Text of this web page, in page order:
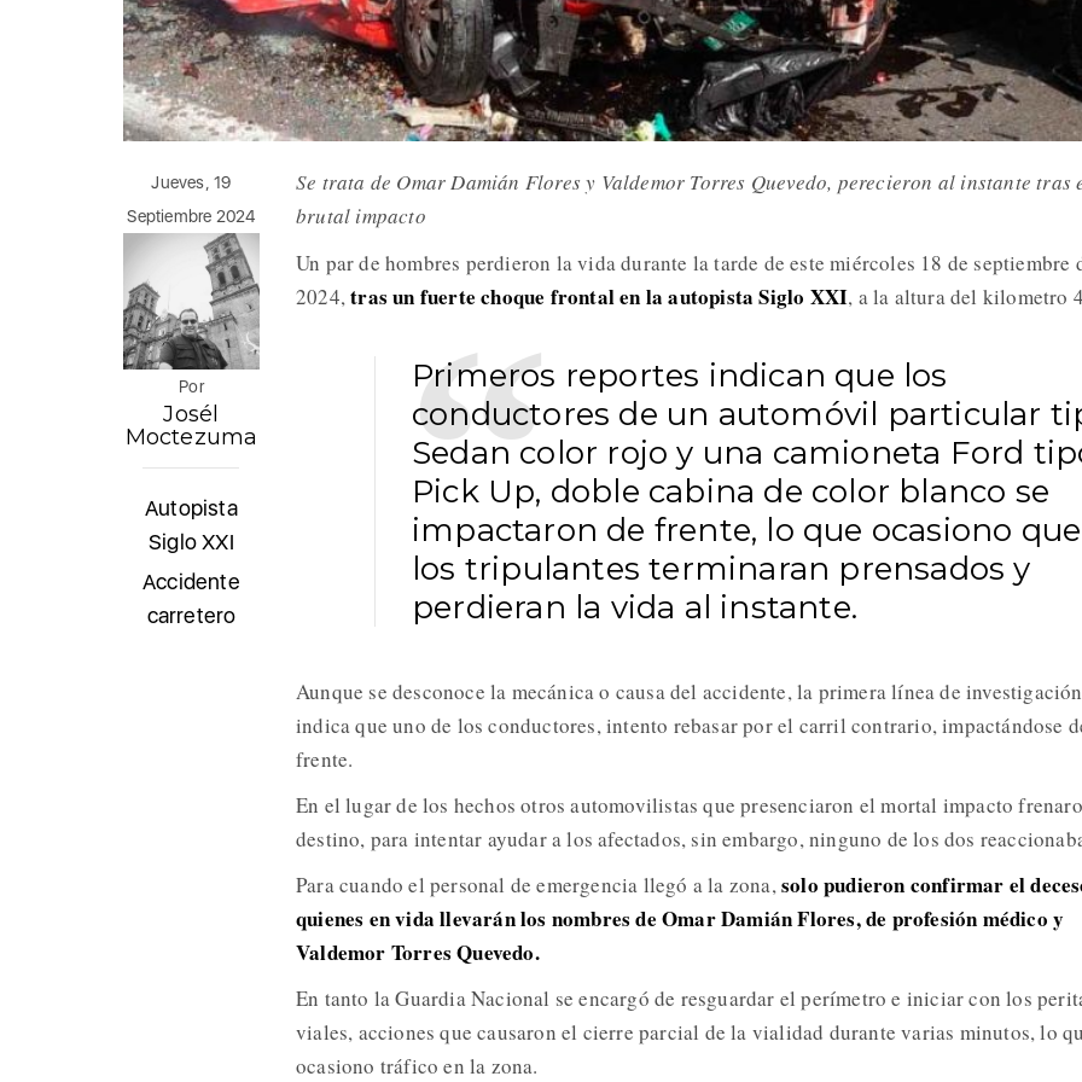
Jueves, 19
Septiembre 2024
Por
Josél
Moctezuma
Autopista
Siglo XXI
Accidente
carretero
Se trata de Omar Damián Flores y Valdemor Torres Quevedo, perecieron al instante tras
brutal impacto
Un par de hombres perdieron la vida durante la tarde de este miércoles 18 de septiembre
2024,tras un fuerte choque frontal en la autopista Siglo XXI, a la altura del kilometro
Primeros reportes indican que los
conductores de un automóvil particular
Sedan color rojo y una camioneta Ford
Pick Up, doble cabina de color blanco se
impactaron de frente, lo que ocasiono que
los tripulantes terminaran prensados y
perdieran la vida al instante.
Aunque se desconoce la mecánica o causa del accidente, la primera línea de investigación
indica que uno de los conductores, intento rebasar por el carril contrario, impactándose
frente.
En el lugar de los hechos otros automovilistas que presenciaron el mortal impacto
destino, para intentar ayudar a los afectados, sin embargo, ninguno de los dos
Para cuando el personal de emergencia llegó a la zona,solo pudieron confirmar el
quienes en vida llevarán los nombres de Omar Damián Flores, de profesión médico y
Valdemor Torres Quevedo.
En tanto la Guardia Nacional se encargó de resguardar el perímetro e iniciar con los
viales, acciones que causaron el cierre parcial de la vialidad durante varias minutos, lo
ocasiono tráfico en la zona.